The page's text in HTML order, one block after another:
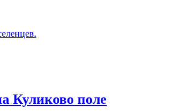
Куликово поле